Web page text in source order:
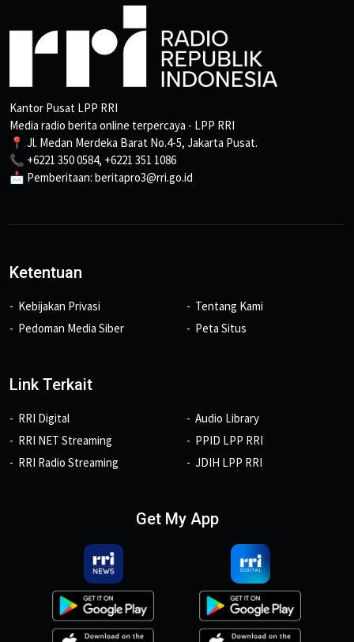
Kantor Pusat LPP RRI
Media radio berita online terpercaya - LPP RRI
📍 Jl. Medan Merdeka Barat No.4-5, Jakarta Pusat.
📞 +6221 350 0584, +6221 351 1086
📩 Pemberitaan: beritapro3@rri.go.id
Ketentuan
Kebijakan Privasi
Pedoman Media Siber
Tentang Kami
Peta Situs
Link Terkait
RRI Digital
RRI NET Streaming
RRI Radio Streaming
Audio Library
PPID LPP RRI
JDIH LPP RRI
Get My App